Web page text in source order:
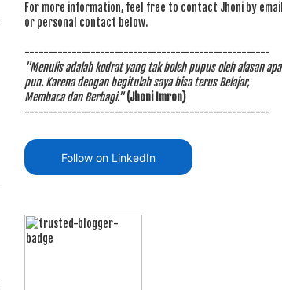
For more information, feel free to contact Jhoni by email
or personal contact below.
----------------------------------------------------
"Menulis adalah kodrat yang tak boleh pupus oleh alasan apa
pun. Karena dengan begitulah saya bisa terus Belajar,
Membaca dan Berbagi." (Jhoni Imron)
----------------------------------------------------
Follow on LinkedIn